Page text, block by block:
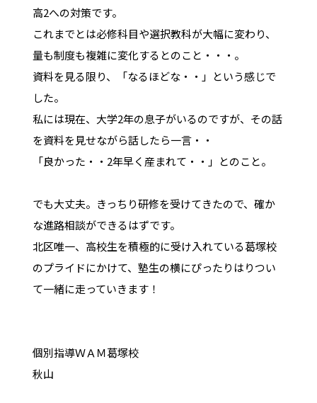
高2への対策です。
これまでとは必修科目や選択教科が大幅に変わり、
量も制度も複雑に変化するとのこと・・・。
資料を見る限り、「なるほどな・・」という感じで
した。
私には現在、大学2年の息子がいるのですが、その話
を資料を見せながら話したら一言・・
「良かった・・2年早く産まれて・・」とのこと。
でも大丈夫。きっちり研修を受けてきたので、確か
な進路相談ができるはずです。
北区唯一、高校生を積極的に受け入れている葛塚校
のプライドにかけて、塾生の横にぴったりはりつい
て一緒に走っていきます！
個別指導ＷＡＭ葛塚校
秋山